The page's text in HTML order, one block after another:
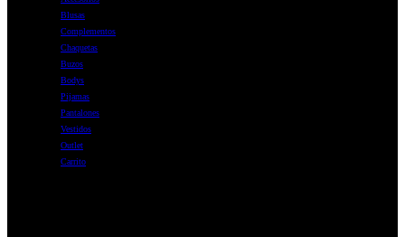
Blusas
Complementos
Chaquetas
Buzos
Bodys
Pijamas
Pantalones
Vestidos
Outlet
Carrito